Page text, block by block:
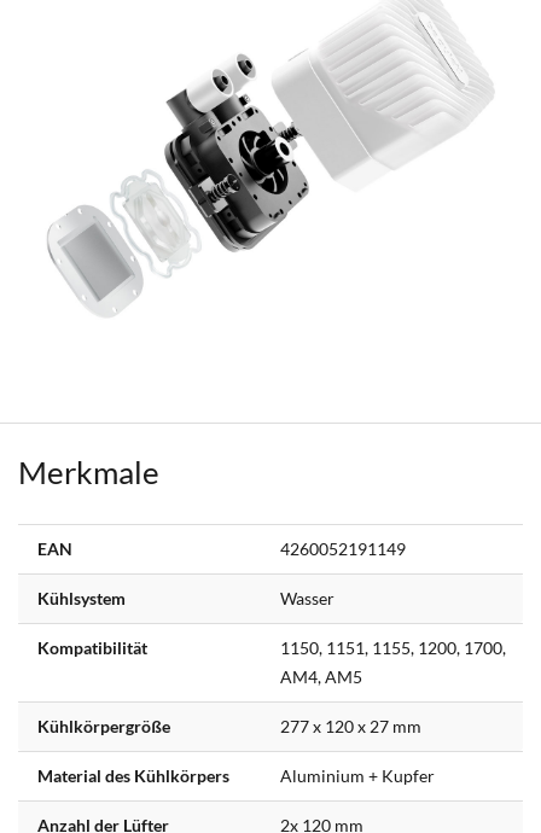
Merkmale
EAN 4260052191149
Kühlsystem Wasser
Kompatibilität
1150, 1151, 1155, 1200, 1700,
AM4, AM5
Kühlkörpergröße 277 x 120 x 27 mm
Material des Kühlkörpers Aluminium + Kupfer
Anzahl der Lüfter 2x 120 mm